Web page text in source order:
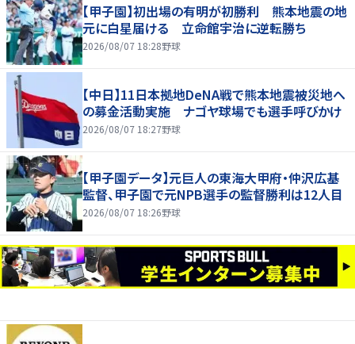
【甲子園】初出場の有明が初勝利 熊本地震の地
元に白星届ける 立命館宇治に逆転勝ち
2026/08/07 18:28野球
【中日】11日本拠地DeNA戦で熊本地震被災地へ
の募金活動実施 ナゴヤ球場でも選手呼びかけ
2026/08/07 18:27野球
【甲子園データ】元巨人の東海大甲府・仲沢広基
監督、甲子園で元NPB選手の監督勝利は12人目
2026/08/07 18:26野球